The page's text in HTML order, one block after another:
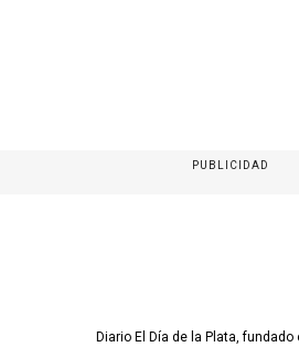
PUBLICIDAD
Diario El Día de la Plata, fundado